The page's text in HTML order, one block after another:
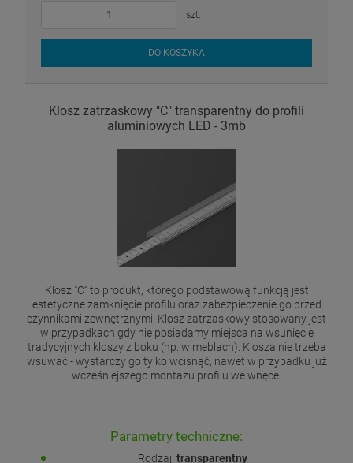
szt.
DO KOSZYKA
Klosz zatrzaskowy "C" transparentny do profili
aluminiowych LED - 3mb
Klosz "C" to produkt, którego podstawową funkcją jest
estetyczne zamknięcie profilu oraz zabezpieczenie go przed
czynnikami zewnętrznymi. Klosz zatrzaskowy stosowany jest
w przypadkach gdy nie posiadamy miejsca na wsunięcie
tradycyjnych kloszy z boku (np. w meblach). Klosza nie trzeba
wsuwać - wystarczy go tylko wcisnąć, nawet w przypadku już
wcześniejszego montażu profilu we wnęce.
Parametry techniczne:
Rodzaj: transparentny